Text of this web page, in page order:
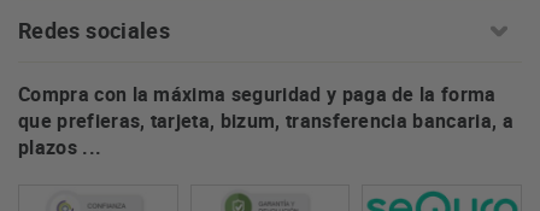
Redes sociales
Compra con la máxima seguridad y paga de la forma
que prefieras, tarjeta, bizum, transferencia bancaria, a
plazos ...